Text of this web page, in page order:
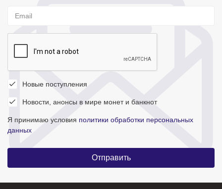
Новые поступления
Новости, анонсы в мире монет и банкнот
Я принимаю условия политики обработки персональных
данных